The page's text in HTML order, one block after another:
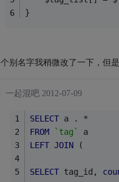
}
个别名字我稍微改了一下，但
一起混吧 2012-07-09
SELECT a . *
FROM
`tag`
a
LEFT JOIN (
SELECT tag_id,